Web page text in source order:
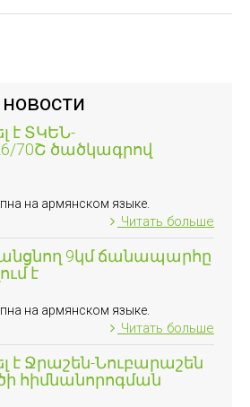
է ՏԿԵՆ-
70Շ ծածկագրով
на армянском языке.
Читать больше
9կմ ճանապարհը
է
на армянском языке.
Читать больше
է Ջրաշեն-Նուբարաշեն
հիմնանորոգման